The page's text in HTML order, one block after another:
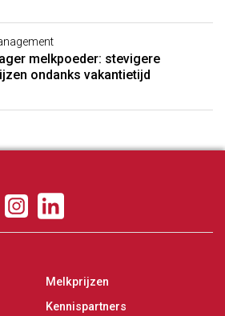
melkpoeder: stevigere
ondanks vakantietijd
Melkprijzen
Kennispartners